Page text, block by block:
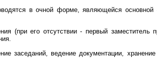
в очной форме, являющейся
(при его отсутствии - первый
заседаний, ведение документации,